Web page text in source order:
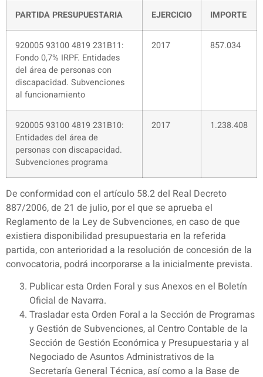
PARTIDA PRESUPUESTARIA EJERCICIO IMPORTE
920005 93100 4819 231B11:
Fondo 0,7% IRPF. Entidades
del área de personas con
discapacidad. Subvenciones
al funcionamiento
2017 857.034
920005 93100 4819 231B10:
Entidades del área de
personas con discapacidad.
Subvenciones programa
2017 1.238.408
De conformidad con el artículo 58.2 del Real Decreto
887/2006, de 21 de julio, por el que se aprueba el
Reglamento de la Ley de Subvenciones, en caso de que
existiera disponibilidad presupuestaria en la referida
partida, con anterioridad a la resolución de concesión de la
convocatoria, podrá incorporarse a la inicialmente prevista.
Publicar esta Orden Foral y sus Anexos en el Boletín
Oficial de Navarra.
Trasladar esta Orden Foral a la Sección de Programas
y Gestión de Subvenciones, al Centro Contable de la
Sección de Gestión Económica y Presupuestaria y al
Negociado de Asuntos Administrativos de la
Secretaría General Técnica, así como a la Base de